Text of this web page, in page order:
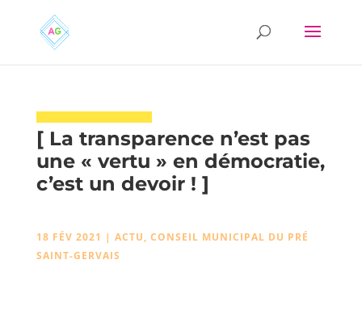
[ La transparence n’est pas
une « vertu » en démocratie,
c’est un devoir ! ]
18 FÉV 2021 | ACTU, CONSEIL MUNICIPAL DU PRÉ
SAINT-GERVAIS